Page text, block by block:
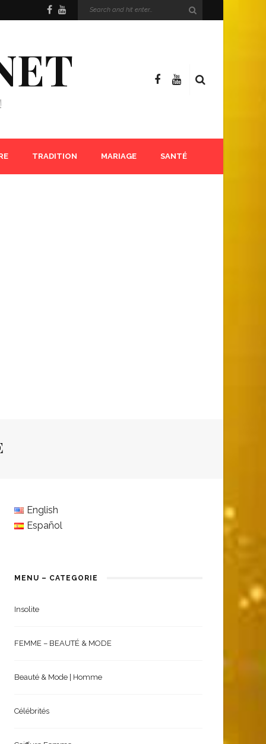
TRADITION MARIAGE SANTÉ
English
Español
MENU – CATEGORIE
Insolite
FEMME – BEAUTÉ & MODE
Beauté & Mode | Homme
Célébrités